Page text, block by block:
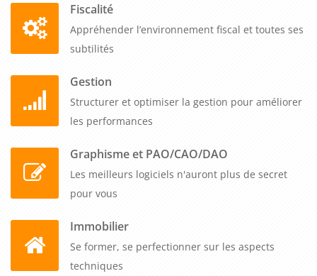
Fiscalité
Appréhender l’environnement fiscal et toutes ses
subtilités
Gestion
Structurer et optimiser la gestion pour améliorer
les performances
Graphisme et PAO/CAO/DAO
Les meilleurs logiciels n'auront plus de secret
pour vous
Immobilier
Se former, se perfectionner sur les aspects
techniques